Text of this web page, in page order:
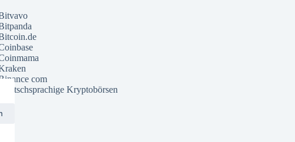
com
Deutschsprachige Kryptobörsen